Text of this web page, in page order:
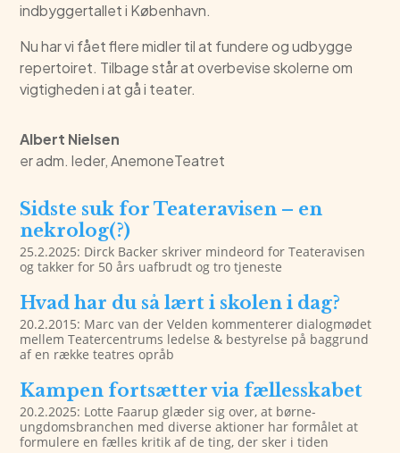
indbyggertallet i København.
Nu har vi fået flere midler til at fundere og udbygge
repertoiret. Tilbage står at overbevise skolerne om
vigtigheden i at gå i teater.
Albert Nielsen
er adm. leder, AnemoneTeatret
Sidste suk for Teateravisen – en
nekrolog(?)
25.2.2025: Dirck Backer skriver mindeord for Teateravisen
og takker for 50 års uafbrudt og tro tjeneste
Hvad har du så lært i skolen i dag?
20.2.2015: Marc van der Velden kommenterer dialogmødet
mellem Teatercentrums ledelse & bestyrelse på baggrund
af en række teatres opråb
Kampen fortsætter via fællesskabet
20.2.2025: Lotte Faarup glæder sig over, at børne-
ungdomsbranchen med diverse aktioner har formålet at
formulere en fælles kritik af de ting, der sker i tiden